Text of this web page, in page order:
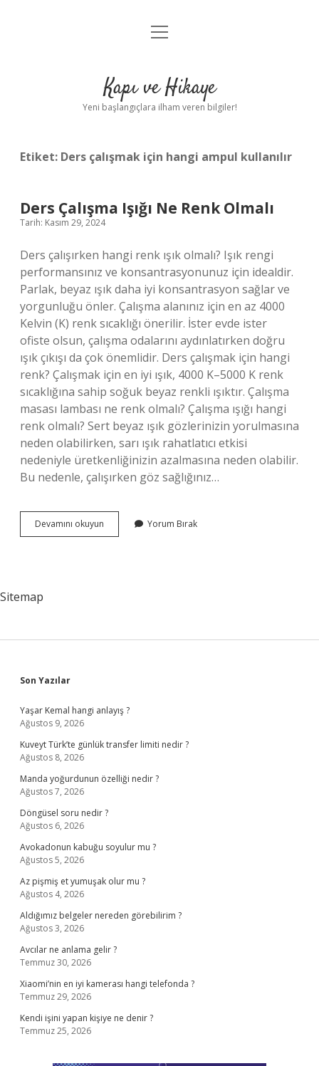
Anasayfa
Yasal Uyarı
menüyü
Kapı ve Hikaye
Yeni başlangıçlara ilham veren bilgiler!
Etiket: Ders çalışmak için hangi ampul kullanılır
Ders Çalışma Işığı Ne Renk Olmalı
Tarih: Kasım 29, 2024
Ders çalışırken hangi renk ışık olmalı? Işık rengi
performansınız ve konsantrasyonunuz için idealdir.
Parlak, beyaz ışık daha iyi konsantrasyon sağlar ve
yorgunluğu önler. Çalışma alanınız için en az 4000
Kelvin (K) renk sıcaklığı önerilir. İster evde ister
ofiste olsun, çalışma odalarını aydınlatırken doğru
ışık çıkışı da çok önemlidir. Ders çalışmak için hangi
renk? Çalışmak için en iyi ışık, 4000 K–5000 K renk
sıcaklığına sahip soğuk beyaz renkli ışıktır. Çalışma
masası lambası ne renk olmalı? Çalışma ışığı hangi
renk olmalı? Sert beyaz ışık gözlerinizin yorulmasına
neden olabilirken, sarı ışık rahatlatıcı etkisi
nedeniyle üretkenliğinizin azalmasına neden olabilir.
Bu nedenle, çalışırken göz sağlığınız…
Devamını okuyun
Çalışma
Yorum Bırak
Sitemap
Sidebar
Son Yazılar
Yaşar Kemal hangi anlayış ?
Ağustos 9, 2026
Kuveyt Türk’te günlük transfer limiti nedir ?
Ağustos 8, 2026
Manda yoğurdunun özelliği nedir ?
Ağustos 7, 2026
Döngüsel soru nedir ?
Ağustos 6, 2026
Avokadonun kabuğu soyulur mu ?
Ağustos 5, 2026
Az pişmiş et yumuşak olur mu ?
Ağustos 4, 2026
Aldığımız belgeler nereden görebilirim ?
Ağustos 3, 2026
Avcılar ne anlama gelir ?
Temmuz 30, 2026
Xiaomi’nin en iyi kamerası hangi telefonda ?
Temmuz 29, 2026
Kendi işini yapan kişiye ne denir ?
Temmuz 25, 2026